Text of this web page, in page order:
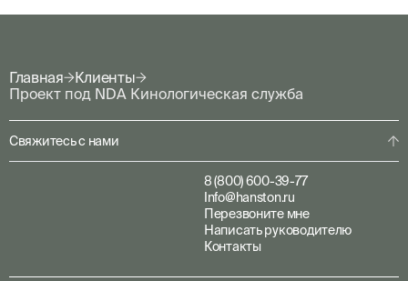
Главная
Клиенты
Проект под NDA Кинологическая служба
Свяжитесь с нами
8 (800) 600-39-77
Info@hanston.ru
Перезвоните мне
Написать руководителю
Контакты